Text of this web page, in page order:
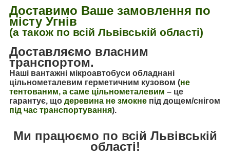
Доставимо Ваше замовлення по
місту Угнів
(а також по всій Львівській області)
Доставляємо власним
транспортом.
Наші вантажні мікроавтобуси обладнані
цільнометалевим герметичним кузовом (не
тентованим, а саме цільнометалевим – це
гарантує, що деревина не змокне під дощем/снігом
під час транспортування).
Ми працюємо по всій Львівській
області!